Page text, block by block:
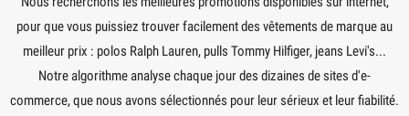
pour que vous puissiez trouver facilement des vêtements de marque au
meilleur prix : polos Ralph Lauren, pulls Tommy Hilfiger, jeans Levi's...
Notre algorithme analyse chaque jour des dizaines de sites d'e-
commerce, que nous avons sélectionnés pour leur sérieux et leur fiabilité.